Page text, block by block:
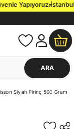
Yapıyoruz.İstanbul
ARA
Siyah Pirinç 500 Gram